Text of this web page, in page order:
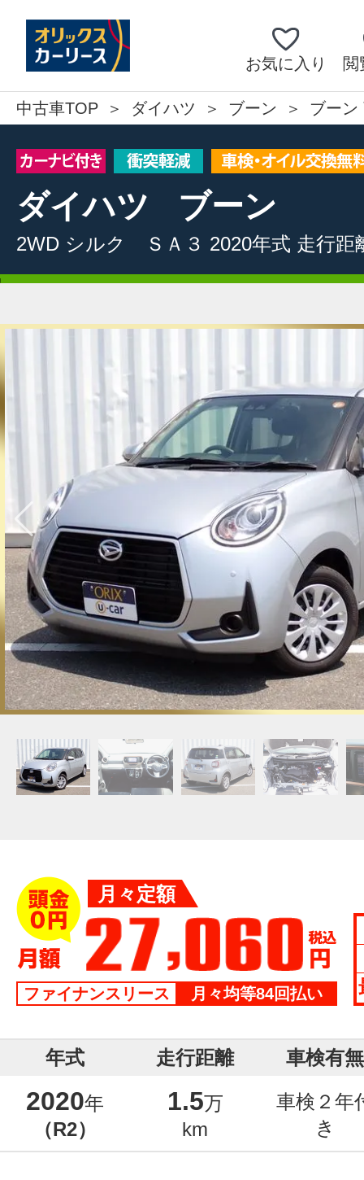
お気に入り 閲
中古車TOP ダイハツ ブーン ブーン
ダイハツ ブーン
2WD シルク ＳＡ３ 2020年式 走行距
月々定額
ファイナンスリース 月々均等84回払い
年式 走行距離 車検有無
2020年
（R2）
1.5万
km
車検２年
き